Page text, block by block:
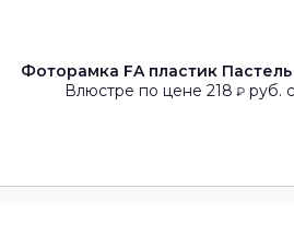
Фоторамка FA пластик
Влюстре по цене 218 ₽руб.